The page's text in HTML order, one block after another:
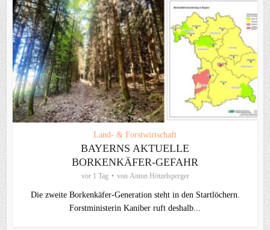
Land- & Forstwirtschaft
BAYERNS AKTUELLE
BORKENKÄFER-GEFAHR
vor 1 Tag von Anton Hötzelsperger
Die zweite Borkenkäfer-Generation steht in den Startlöchern.
Forstministerin Kaniber ruft deshalb...